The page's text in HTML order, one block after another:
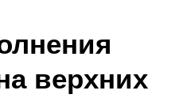
верхних